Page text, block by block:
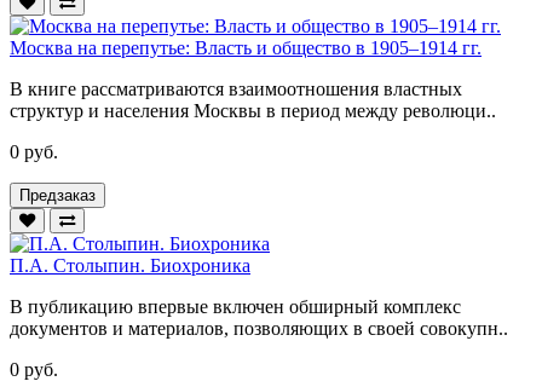
Москва на перепутье: Власть и общество в 1905–1914 гг.
В книге рассматриваются взаимоотношения властных
структур и населения Москвы в период между революци..
0 руб.
Предзаказ
П.А. Столыпин. Биохроника
В публикацию впервые включен обширный комплекс
документов и материалов, позволяющих в своей совокупн..
0 руб.